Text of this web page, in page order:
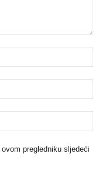
pregledniku sljedeći